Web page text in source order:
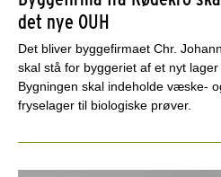
det nye OUH
Det bliver byggefirmaet Chr.
skal stå for byggeriet af et nyt lager
Bygningen skal indeholde væske-
fryselager til biologiske prøver.